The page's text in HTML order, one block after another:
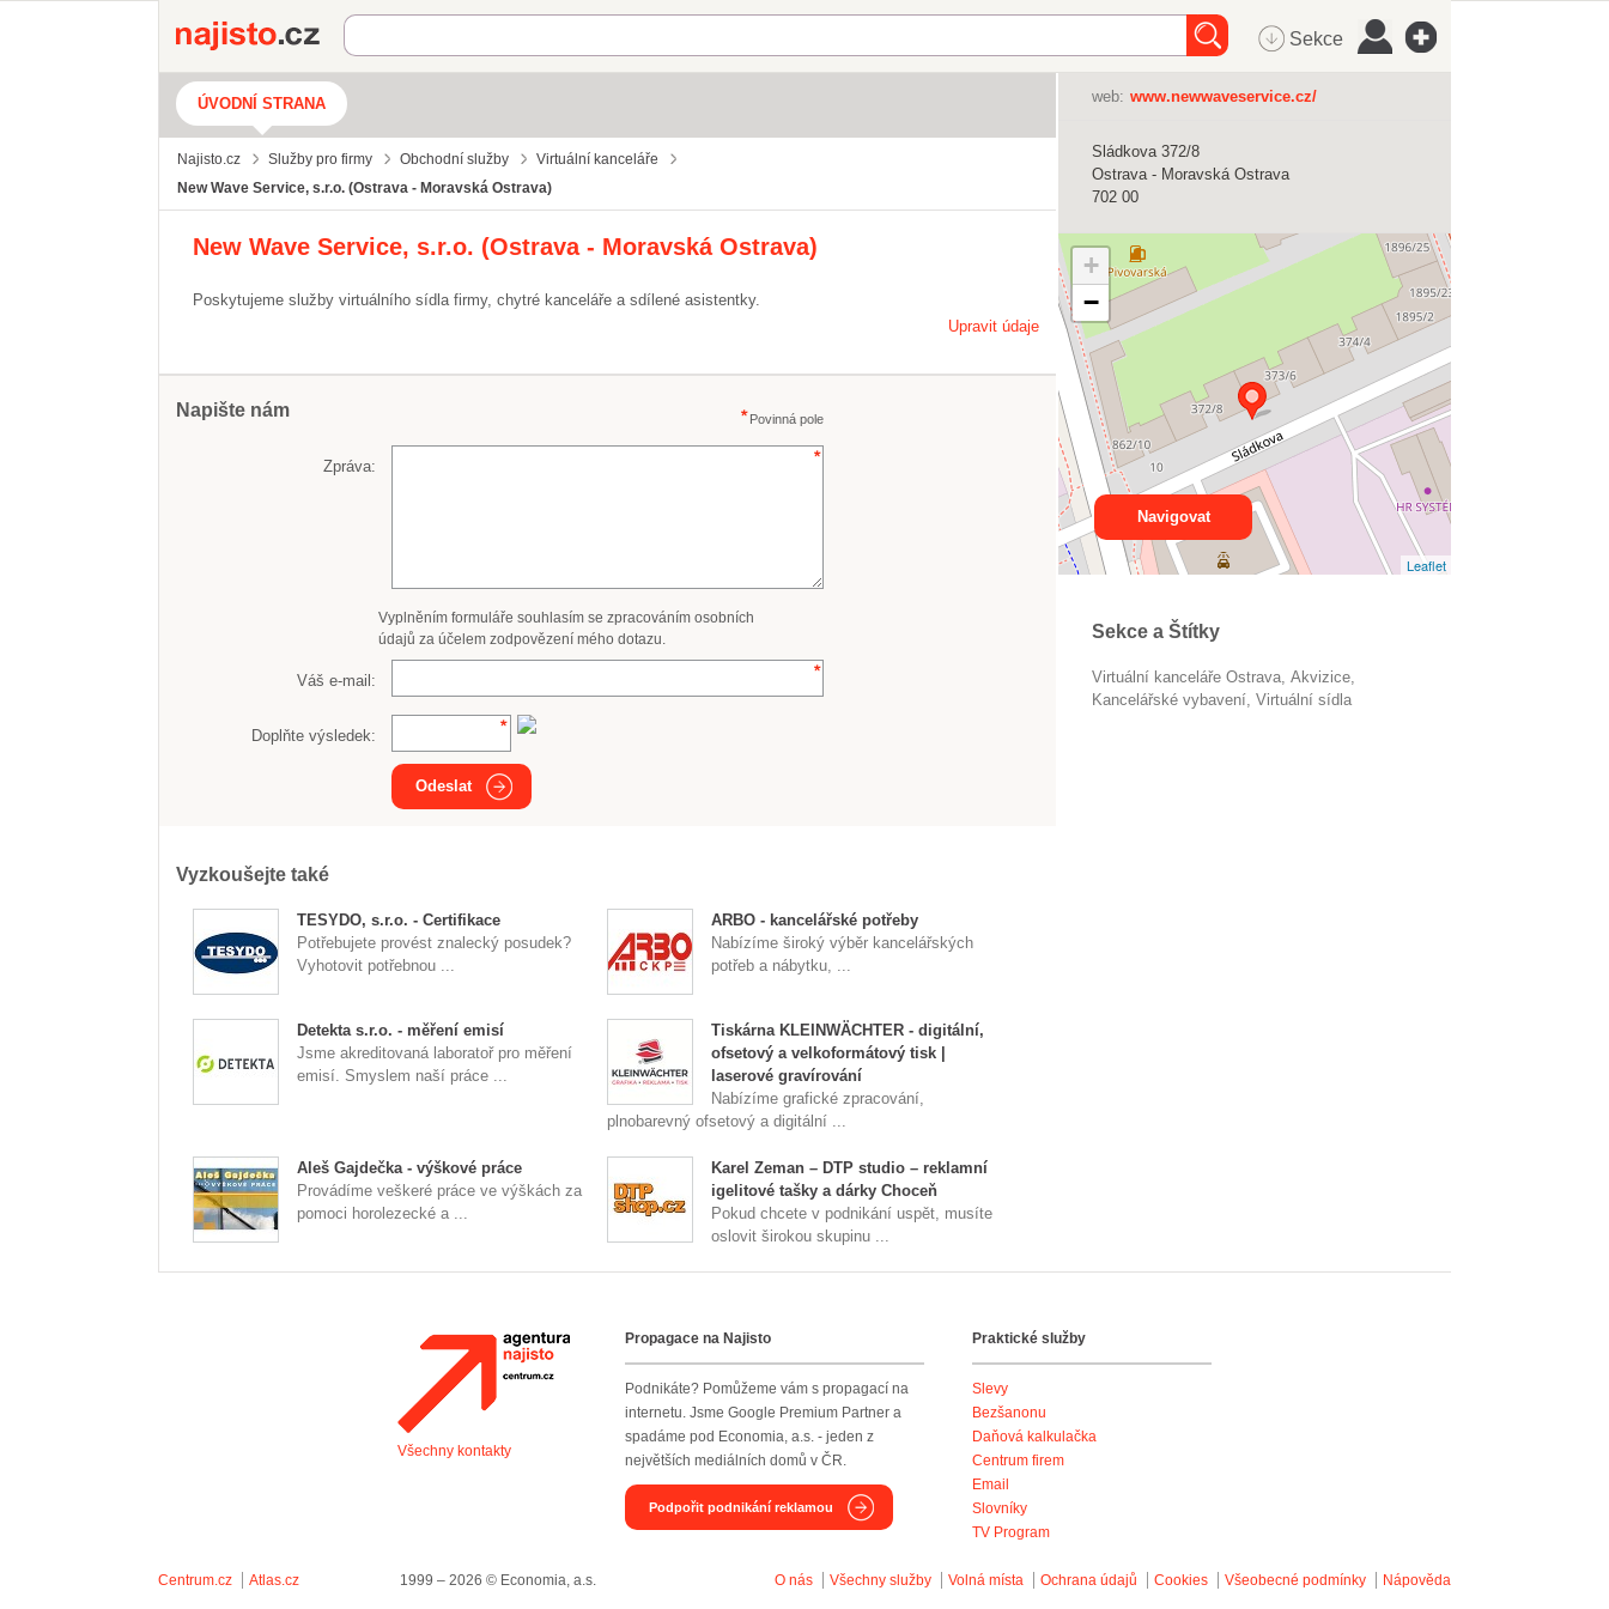
Najisto.cz Sekce
ÚVODNÍ STRANA
Najisto.cz Služby pro firmy Obchodní služby
Virtuální kanceláře
New Wave Service, s.r.o. (Ostrava - Moravská Ostrava)
New Wave Service, s.r.o. (Ostrava - Moravská Ostrava)
Poskytujeme služby virtuálního sídla firmy, chytré kanceláře a sdílené asistentky.
Upravit údaje
Napište nám Povinná pole
Zpráva:
Vyplněním formuláře souhlasím se zpracováním osobních
údajů za účelem zodpovězení mého dotazu.
Váš e-mail:
Doplňte výsledek:
Odeslat
Vyzkoušejte také
TESYDO, s.r.o. - Certifikace
Potřebujete provést znalecký posudek?
Vyhotovit potřebnou ...
ARBO - kancelářské potřeby
Nabízíme široký výběr kancelářských
potřeb a nábytku, ...
Detekta s.r.o. - měření emisí
Jsme akreditovaná laboratoř pro měření
emisí. Smyslem naší práce ...
Tiskárna KLEINWÄCHTER - digitální,
ofsetový a velkoformátový tisk |
laserové gravírování
Nabízíme grafické zpracování,
plnobarevný ofsetový a digitální ...
Aleš Gajdečka - výškové práce
Provádíme veškeré práce ve výškách za
pomoci horolezecké a ...
Karel Zeman – DTP studio – reklamní
igelitové tašky a dárky Choceň
Pokud chcete v podnikání uspět, musíte
oslovit širokou skupinu ...
web: www.newwaveservice.cz/
Sládkova 372/8
Ostrava - Moravská Ostrava
702 00
+
−
Leaflet
Navigovat
Sekce a Štítky
Virtuální kanceláře Ostrava
akvizice
kancelářské vybavení
virtuální sídla
Agentura Najisto
Všechny kontakty
Propagace na Najisto
Podnikáte? Pomůžeme vám s propagací na
internetu. Jsme Google Premium Partner a
spadáme pod Economia, a.s. - jeden z
největších mediálních domů v ČR.
Podpořit podnikání reklamou
Praktické služby
Slevy
Bezšanonu
Daňová kalkulačka
Centrum firem
Email
Slovníky
TV Program
Centrum.cz Atlas.cz 1999 – 2026 © Economia, a.s. O nás Všechny služby Volná místa Ochrana údajů Cookies Všeobecné podmínky Nápověda